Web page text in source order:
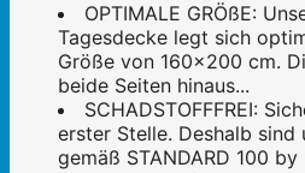
OPTIMALE GRÖßE:
Tagesdecke legt sich
Größe von 160x200 cm.
beide Seiten hinaus...
SCHADSTOFFFREI:
erster Stelle. Deshalb sind
gemäß STANDARD 100